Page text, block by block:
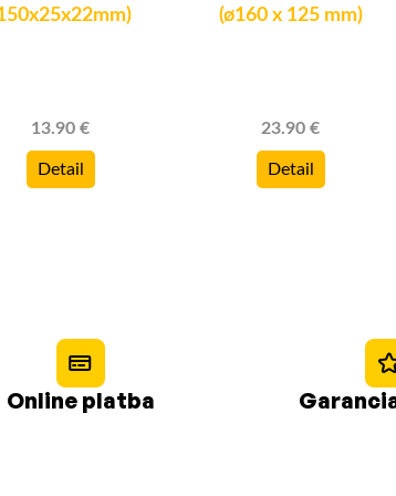
13.90 €
Detail
(ø160 x 125 mm)
23.90 €
Detail
Online platba